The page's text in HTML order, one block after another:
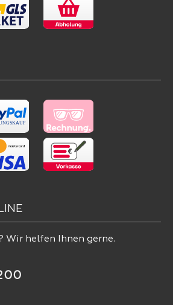
Wir helfen Ihnen gerne.